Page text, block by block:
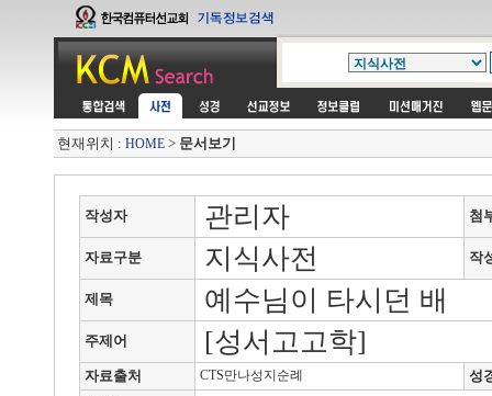
현재위치 : HOME > 문서보기
작성자 관리자 첨
자료구분 지식사전 작
제목 예수님이 타시던 배
주제어 [성서고고학]
자료출처 CTS만나성지순례
성